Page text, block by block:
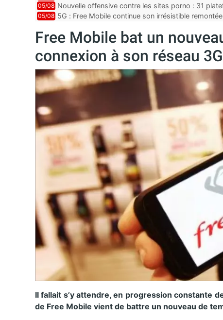
05/08 Nouvelle offensive contre les sites porno : 31
par Orange, Free, SF...
05/08 5G : Free Mobile continue son irrésistible
Free Mobile bat un
connexion à son réseau
Il fallait s’y attendre, en progression constante
de Free Mobile vient de battre un nouveau de